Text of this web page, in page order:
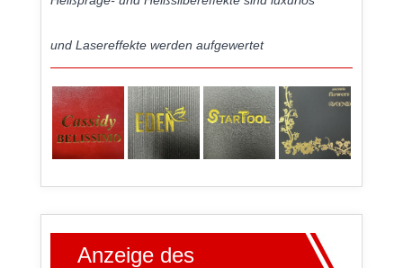
und Lasereffekte werden aufgewertet
Anzeige des